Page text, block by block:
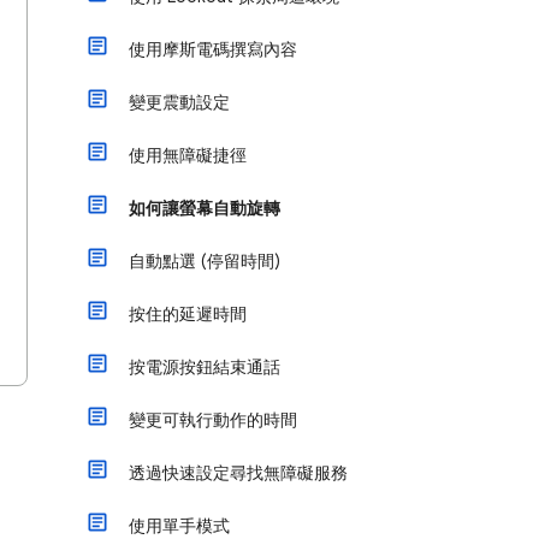
使用摩斯電碼撰寫內容
變更震動設定
使用無障礙捷徑
如何讓螢幕自動旋轉
自動點選 (停留時間)
按住的延遲時間
按電源按鈕結束通話
變更可執行動作的時間
透過快速設定尋找無障礙服務
使用單手模式